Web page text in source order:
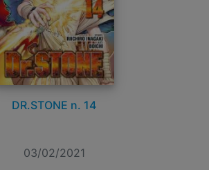
DR.STONE n. 14
03/02/2021